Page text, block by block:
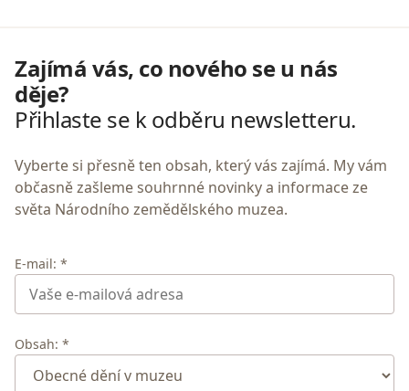
Zajímá vás, co nového se u nás
děje?
Přihlaste se k odběru newsletteru.
Vyberte si přesně ten obsah, který vás zajímá. My vám
občasně zašleme souhrnné novinky a informace ze
světa Národního zemědělského muzea.
E-mail: *
Obsah: *